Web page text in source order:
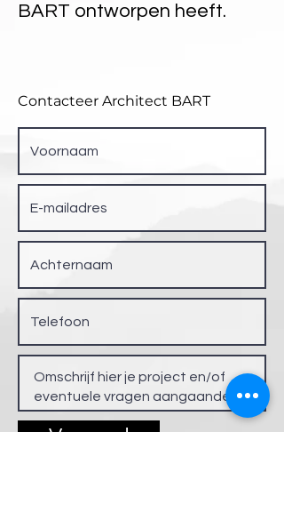
BART ontworpen heeft.
Contacteer Architect BART
Verzend